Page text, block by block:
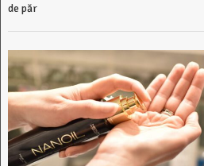
de păr